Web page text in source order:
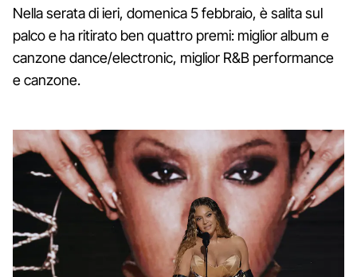
Nella serata di ieri, domenica 5 febbraio, è salita sul
palco e ha ritirato ben quattro premi: miglior album e
canzone dance/electronic, miglior R&B performance
e canzone.